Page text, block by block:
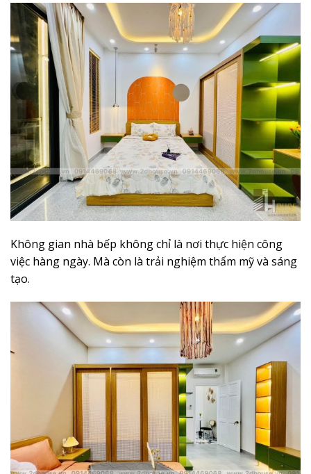
Không gian nhà bếp không chỉ là nơi thực hiện công
việc hàng ngày. Mà còn là trải nghiệm thẩm mỹ và sáng
tạo.